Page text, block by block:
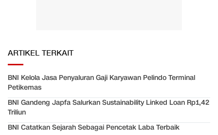
ARTIKEL TERKAIT
BNI Kelola Jasa Penyaluran Gaji Karyawan Pelindo Terminal
Petikemas
BNI Gandeng Japfa Salurkan Sustainability Linked Loan Rp1,42
Triliun
BNI Catatkan Sejarah Sebagai Pencetak Laba Terbaik